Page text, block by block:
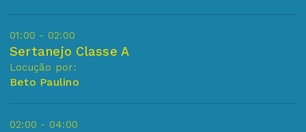
01:00 - 02:00
Sertanejo Classe A
Locução por:
Beto Paulino
02:00 - 04:00